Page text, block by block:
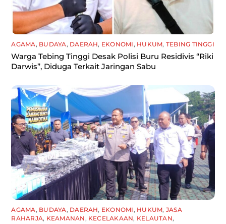
AGAMA, BUDAYA, DAERAH, EKONOMI, HUKUM, TEBING TINGGI
Warga Tebing Tinggi Desak Polisi Buru Residivis “Riki
Darwis”, Diduga Terkait Jaringan Sabu
AGAMA, BUDAYA, DAERAH, EKONOMI, HUKUM, JASA
RAHARJA, KEAMANAN, KECELAKAAN, KELAUTAN,